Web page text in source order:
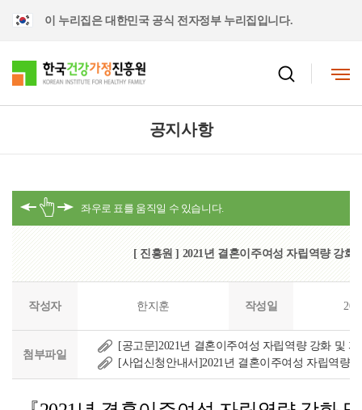
이 누리집은 대한민국 공식 전자정부 누리집입니다.
공지사항
[ 진흥원 ] 2021년 결혼이주여성 자립역량 강
작성자 한지훈 작성일
첨부파일
[공고문]2021년 결혼이주여성 자립역량 강화 및
[사업신청안내서]2021년 결혼이주여성 자립역량